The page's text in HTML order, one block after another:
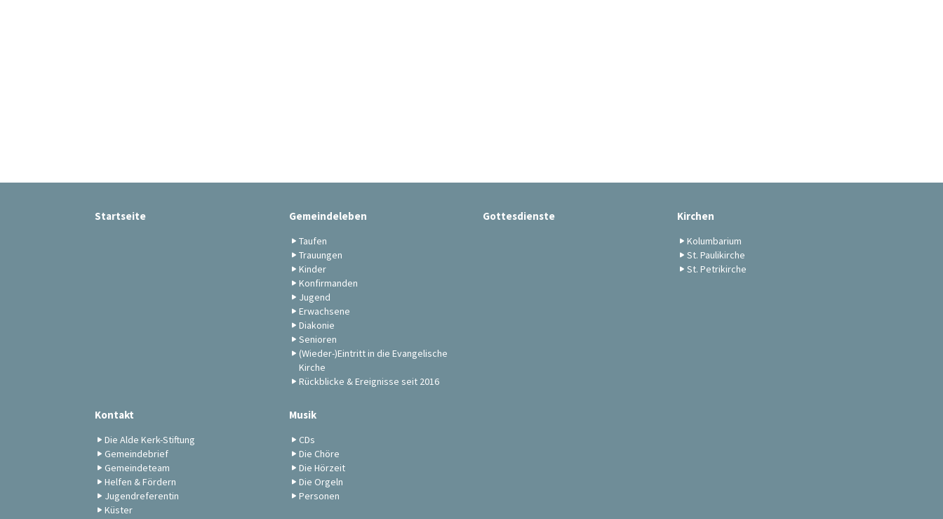
Startseite Gemeindeleben
Taufen
Trauungen
Kinder
Konfirmanden
Jugend
Erwachsene
Diakonie
Senioren
(Wieder-)Eintritt in die Evangelische
Kirche
Rückblicke & Ereignisse seit 2016
Gottesdienste Kirchen
Kolumbarium
St. Paulikirche
St. Petrikirche
Kontakt
Die Alde Kerk-Stiftung
Gemeindebrief
Gemeindeteam
Helfen & Fördern
Jugendreferentin
Küster
Musik
CDs
Die Chöre
Die Hörzeit
Die Orgeln
Personen